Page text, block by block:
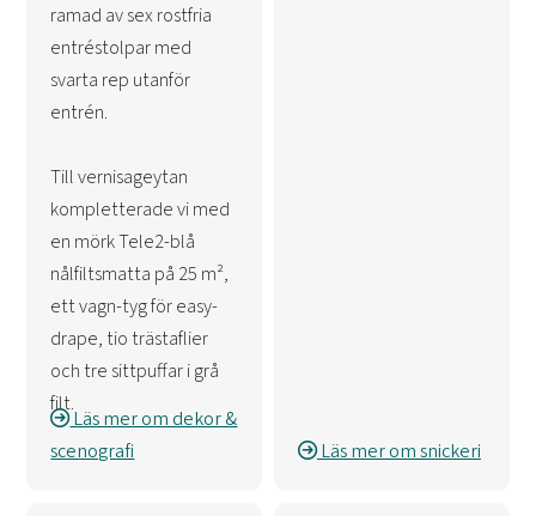
ramad av sex rostfria
entréstolpar med
svarta rep utanför
entrén.
Till vernisageytan
kompletterade vi med
en mörk Tele2-blå
nålfiltsmatta på 25 m²,
ett vagn-tyg för easy-
drape, tio trästaflier
och tre sittpuffar i grå
filt.
Läs mer om dekor &
scenografi
Läs mer om snickeri